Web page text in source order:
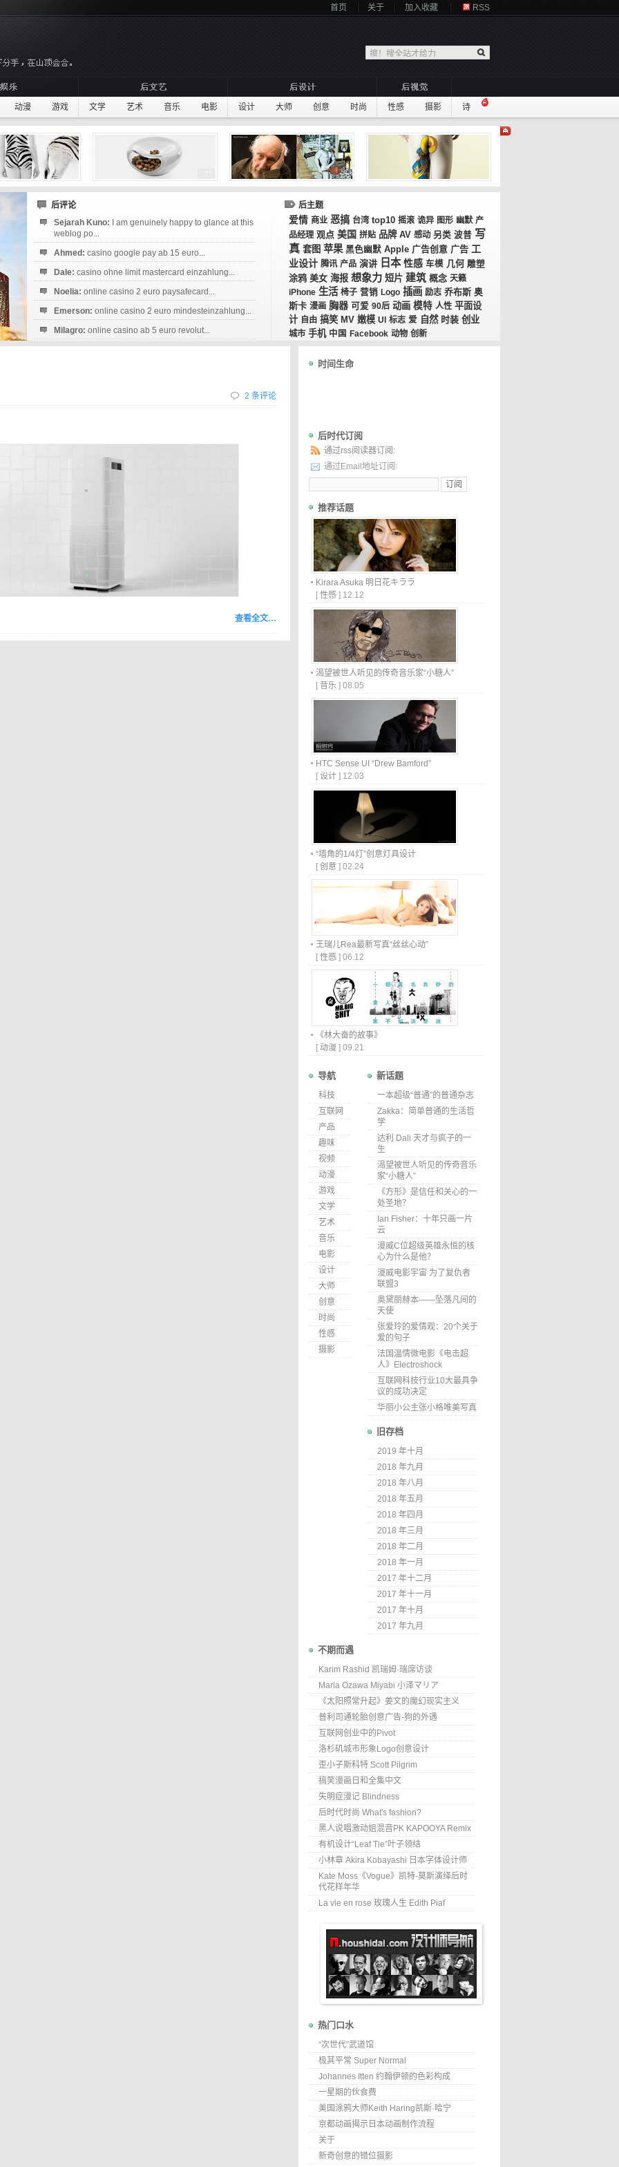
首页 关于 加入收藏 RSS
动漫 游戏 文学 艺术 音乐 电影 设计 大师 创意 时尚 性感 摄影 诗
后评论
Sejarah Kuno:
I am genuinely happy to glance at this
weblog po...
Ahmed: casino google pay ab 15 euro...
Dale: casino ohne limit mastercard einzahlung...
Noelia: online casino 2 euro paysafecard...
Emerson: online casino 2 euro mindesteinzahlung...
Milagro: online casino ab 5 euro revolut...
后主题
爱情 商业 恶搞 台湾 top10 摇滚 诡异 图形 幽默 产
品经理 观点 美国 拼贴 品牌 AV 感动 另类 波普 写
真 套图 苹果 黑色幽默 Apple 广告创意 广告 工
业设计 腾讯 产品 演讲 日本 性感 车模 几何 雕塑
涂鸦 美女 海报 想象力 短片 建筑 概念 天籁
iPhone 生活 椅子 营销 Logo 插画 励志 乔布斯 奥
斯卡 漫画 胸器 可爱 90后 动画 模特 人性 平面设
计 自由 搞笑 MV 嫩模 UI 标志 爱 自然 时装 创业
城市 手机 中国 Facebook 动物 创新
2 条评论
查看全文…
时间生命
后时代订阅
通过rss阅读器订阅:
通过Email地址订阅:
推荐话题
Kirara Asuka 明日花キララ
[ 性感 ] 12.12
渴望被世人听见的传奇音乐家“小糖人”
[ 音乐 ] 08.05
HTC Sense UI “Drew Bamford”
[ 设计 ] 12.03
“墙角的1/4灯”创意灯具设计
[ 创意 ] 02.24
王瑞儿Rea最新写真“丝丝心动”
[ 性感 ] 06.12
《林大奋的故事》
[ 动漫 ] 09.21
导航
科技
互联网
产品
趣味
视频
动漫
游戏
文学
艺术
音乐
电影
设计
大师
创意
时尚
性感
摄影
新话题
一本超级“普通”的普通杂志
Zakka：简单普通的生活哲
学
达利 Dali 天才与疯子的一
生
渴望被世人听见的传奇音乐
家“小糖人”
《方形》是信任和关心的一
处圣地？
Ian Fisher：十年只画一片
云
漫威C位超级英雄永恒的核
心为什么是他？
漫威电影宇宙 为了复仇者
联盟3
奥黛丽赫本——坠落凡间的
天使
张爱玲的爱情观：20个关于
爱的句子
法国温情微电影《电击超
人》Electroshock
互联网科技行业10大最具争
议的成功决定
华丽小公主张小格唯美写真
旧存档
2019 年十月
2018 年九月
2018 年八月
2018 年五月
2018 年四月
2018 年三月
2018 年二月
2018 年一月
2017 年十二月
2017 年十一月
2017 年十月
2017 年九月
不期而遇
Karim Rashid 凯瑞姆·瑞席访谈
Maria Ozawa Miyabi 小泽マリア
《太阳照常升起》姜文的魔幻现实主义
普利司通轮胎创意广告-狗的外遇
互联网创业中的Pivot
洛杉矶城市形象Logo创意设计
歪小子斯科特 Scott Pilgrim
搞笑漫画日和全集中文
失明症漫记 Blindness
后时代时尚 What's fashion?
黑人说唱激动姐混音PK KAPOOYA Remix
有机设计“Leaf Tie”叶子领结
小林章 Akira Kobayashi 日本字体设计师
Kate Moss《Vogue》凯特-莫斯演绎后时
代花样年华
La vie en rose 玫瑰人生 Edith Piaf
热门口水
“次世代”武道馆
极其平常 Super Normal
Johannes Itten 约翰伊顿的色彩构成
一星期的伙食费
美国涂鸦大师Keith Haring凯斯·哈宁
京都动画揭示日本动画制作流程
关于
新奇创意的错位摄影